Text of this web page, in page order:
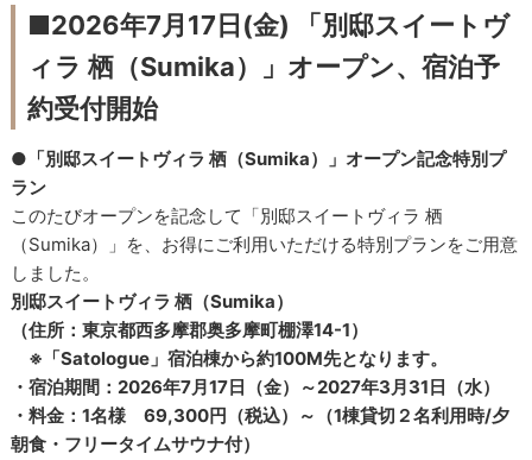
■2026年7月17日(金) 「別邸スイートヴ
ィラ 栖（Sumika）」オープン、宿泊予
約受付開始
●「別邸スイートヴィラ 栖（Sumika）」オープン記念特別プ
ラン
このたびオープンを記念して「別邸スイートヴィラ 栖
（Sumika）」を、お得にご利用いただける特別プランをご用意
しました。
別邸スイートヴィラ 栖（Sumika）
（住所：東京都西多摩郡奥多摩町棚澤14-1）
※「Satologue」宿泊棟から約100M先となります。
・宿泊期間：2026年7月17日（金）～2027年3月31日（水）
・料金：1名様 69,300円（税込）～（1棟貸切２名利用時/夕
朝食・フリータイムサウナ付）